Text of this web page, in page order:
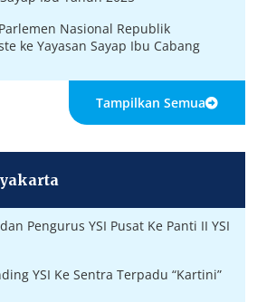
Nasional Republik
ke Yayasan Sayap Ibu Cabang
Tampilkan Semua
Pengurus YSI Pusat Ke Panti II YSI
YSI Ke Sentra Terpadu “Kartini”